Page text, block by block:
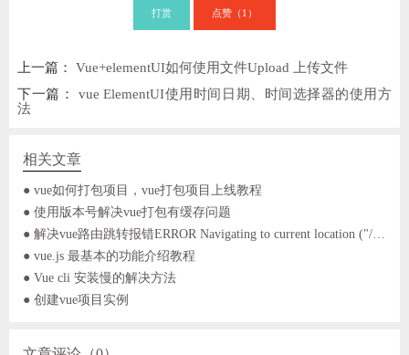
打赏 点赞（ 1 ）
上一篇：Vue+elementUI如何使用文件Upload 上传文件
下一篇： vue ElementUI使用时间日期、时间选择器的使用方
法
相关文章
● vue如何打包项目，vue打包项目上线教程
● 使用版本号解决vue打包有缓存问题
● 解决vue路由跳转报错ERROR Navigating to current location ("/login") is not allowed
● vue.js 最基本的功能介绍教程
● Vue cli 安装慢的解决方法
● 创建vue项目实例